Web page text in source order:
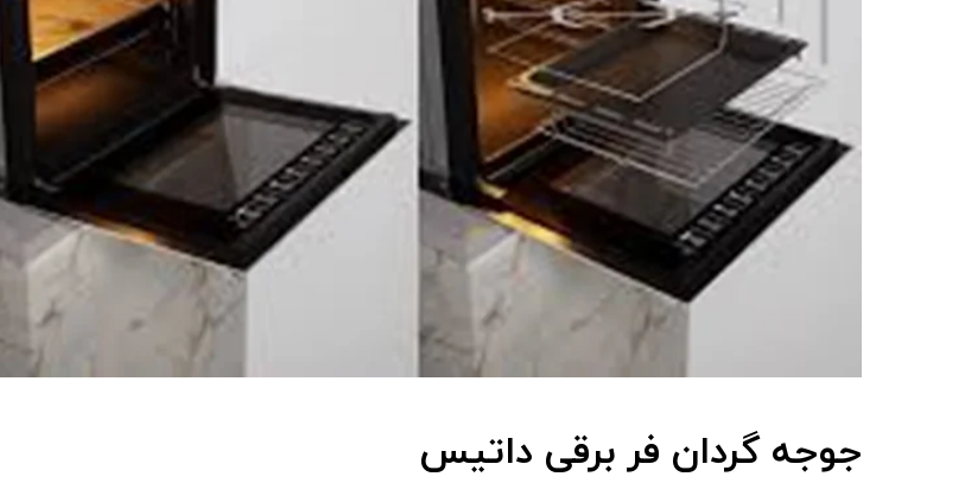
جوجه گردان فر برقی داتیس